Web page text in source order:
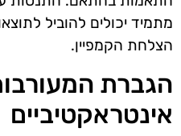
מתמיד יכולים להוביל
הצלחת הקמפיין.
הגברת
אינטראקטיביים